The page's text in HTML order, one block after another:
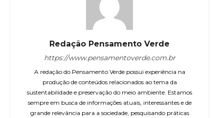
Redação Pensamento Verde
https://www.pensamentoverde.com.br
A redação do Pensamento Verde possui experiência na
produção de conteúdos relacionados ao tema da
sustentabilidade e preservação do meio ambiente. Estamos
sempre em busca de informações atuais, interessantes e de
grande relevância para a sociedade, pesquisando práticas